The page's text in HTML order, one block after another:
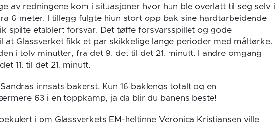
av redningene kom i situasjoner hvor hun ble overlatt til seg selv i
6 meter. I tillegg fulgte hiun stort opp bak sine hardtarbeidende
spilte etablert forsvar. Det tøffe forsvarsspillet og gode
at Glassverket fikk et par skikkelige lange perioder med måltørke. I
i tolv minutter, fra det 9. det til det 21. minutt. I andre omgang
11. til det 21. minutt.
innsats bakerst. Kun 16 baklengs totalt og en
63 i en toppkamp, ja da blir du banens beste!
i om Glassverkets EM-heltinne Veronica Kristiansen ville